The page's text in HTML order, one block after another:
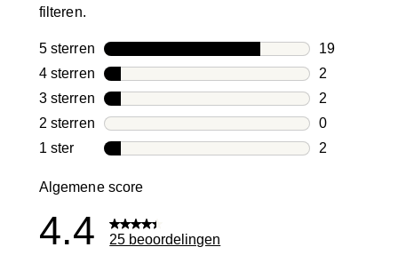
filteren.
5 sterren sterren
19
19
4 sterren sterren
2
2
3 sterren sterren
2
2
2 sterren sterren
0
0
1 ster sterren
2
Algemene score
4.4 25 beoordelingen